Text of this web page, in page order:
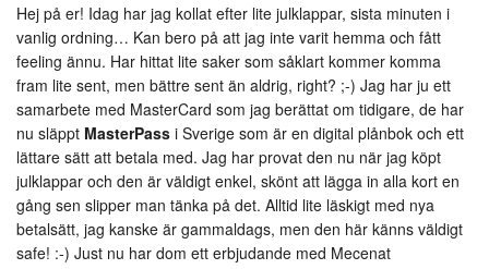
Hej på er! Idag har jag kollat efter lite julklappar, sista minuten i
vanlig ordning… Kan bero på att jag inte varit hemma och fått
feeling ännu. Har hittat lite saker som såklart kommer komma
fram lite sent, men bättre sent än aldrig, right? ;-) Jag har ju ett
samarbete med MasterCard som jag berättat om tidigare, de har
nu släppt MasterPass i Sverige som är en digital plånbok och ett
lättare sätt att betala med. Jag har provat den nu när jag köpt
julklappar och den är väldigt enkel, skönt att lägga in alla kort en
gång sen slipper man tänka på det. Alltid lite läskigt med nya
betalsätt, jag kanske är gammaldags, men den här känns väldigt
safe! :-) Just nu har dom ett erbjudande med Mecenat